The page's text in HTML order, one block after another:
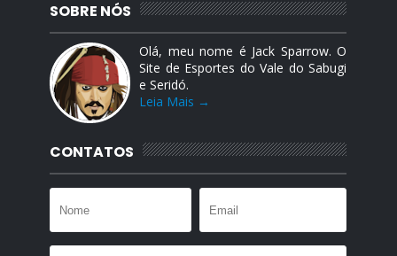
SOBRE NÓS
Olá, meu nome é Jack Sparrow. O
Site de Esportes do Vale do Sabugi
e Seridó.
Leia Mais →
CONTATOS